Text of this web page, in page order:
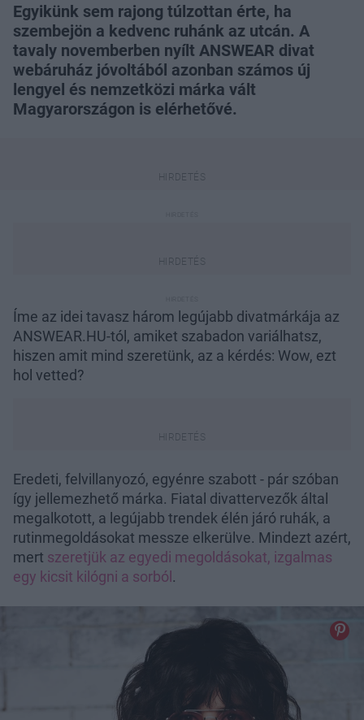
Egyikünk sem rajong túlzottan érte, ha
szembejön a kedvenc ruhánk az utcán. A
tavaly novemberben nyílt ANSWEAR divat
webáruház jóvoltából azonban számos új
lengyel és nemzetközi márka vált
Magyarországon is elérhetővé.
Íme az idei tavasz három legújabb divatmárkája az
ANSWEAR.HU-tól, amiket szabadon variálhatsz,
hiszen amit mind szeretünk, az a kérdés: Wow, ezt
hol vetted?
Eredeti, felvillanyozó, egyénre szabott - pár szóban
így jellemezhető márka. Fiatal divattervezők által
megalkotott, a legújabb trendek élén járó ruhák, a
rutinmegoldásokat messze elkerülve. Mindezt azért,
mert szeretjük az egyedi megoldásokat, izgalmas
egy kicsit kilógni a sorból.